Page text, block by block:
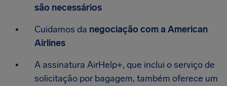
são necessários
Cuidamos da negociação com a American
Airlines
A assinatura AirHelp+, que inclui o serviço de
solicitação por bagagem, também oferece um